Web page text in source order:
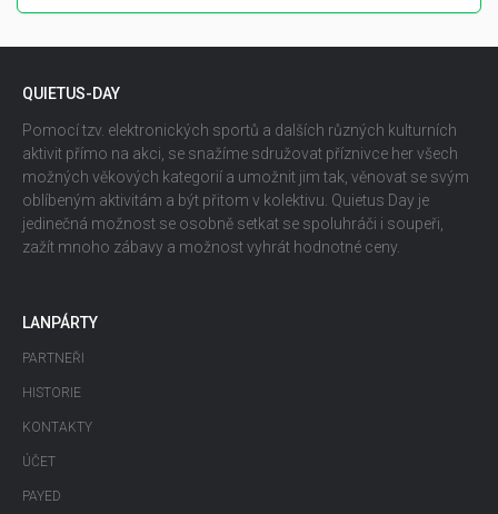
QUIETUS-DAY
Pomocí tzv. elektronických sportů a dalších různých kulturních
aktivit přímo na akci, se snažíme sdružovat příznivce her všech
možných věkových kategorií a umožnit jim tak, věnovat se svým
oblíbeným aktivitám a být přitom v kolektivu. Quietus Day je
jedinečná možnost se osobně setkat se spoluhráči i soupeři,
zažít mnoho zábavy a možnost vyhrát hodnotné ceny.
LANPÁRTY
PARTNEŘI
HISTORIE
KONTAKTY
ÚČET
PAYED